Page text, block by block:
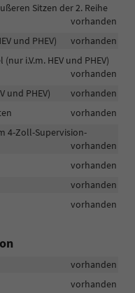
Sitzen der 2. Reihe
vorhanden
und PHEV)
vorhanden
i.V.m. HEV und PHEV)
vorhanden
und PHEV)
vorhanden
vorhanden
4-Zoll-Supervision-
vorhanden
vorhanden
vorhanden
vorhanden
vorhanden
vorhanden